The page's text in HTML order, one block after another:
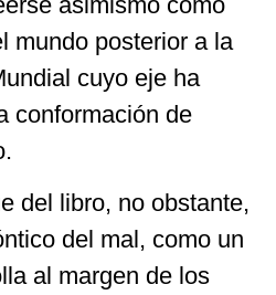
mundo posterior a la
cuyo eje ha
conformación de
del libro, no obstante,
del mal, como un
al margen de los